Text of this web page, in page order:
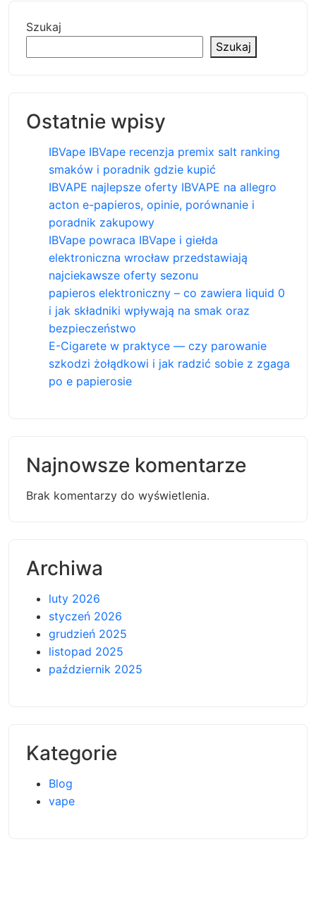
Szukaj
Szukaj
Ostatnie wpisy
IBVape IBVape recenzja premix salt ranking
smaków i poradnik gdzie kupić
IBVAPE najlepsze oferty IBVAPE na allegro
acton e-papieros, opinie, porównanie i
poradnik zakupowy
IBVape powraca IBVape i giełda
elektroniczna wrocław przedstawiają
najciekawsze oferty sezonu
papieros elektroniczny – co zawiera liquid 0
i jak składniki wpływają na smak oraz
bezpieczeństwo
E-Cigarete w praktyce — czy parowanie
szkodzi żołądkowi i jak radzić sobie z zgaga
po e papierosie
Najnowsze komentarze
Brak komentarzy do wyświetlenia.
Archiwa
luty 2026
styczeń 2026
grudzień 2025
listopad 2025
październik 2025
Kategorie
Blog
vape